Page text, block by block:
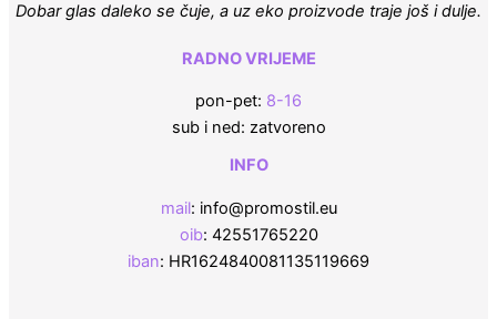
Dobar glas daleko se čuje, a uz eko proizvode traje još i dulje.
RADNO VRIJEME
pon-pet: 8-16
sub i ned: zatvoreno
INFO
mail: info@promostil.eu
oib: 42551765220
iban: HR1624840081135119669